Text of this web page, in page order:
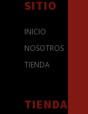
SITIO
INICIO
NOSOTROS
TIENDA
TIENDA